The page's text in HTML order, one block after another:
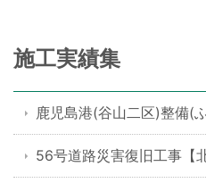
施工実績集
鹿児島港(谷山二区)整備(
56号道路災害復旧工事【